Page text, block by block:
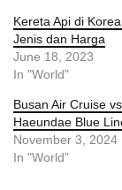
Kereta Api di
Jenis dan Harga
June 18, 2023
In "World"
Busan Air Cruise
Haeundae Blue
November 3, 2024
In "World"